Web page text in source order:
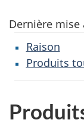
Dernière mise
Raison
Produits